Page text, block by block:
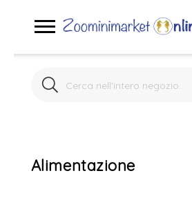
Search
Acquario marino
Laghetto
Alimentazione